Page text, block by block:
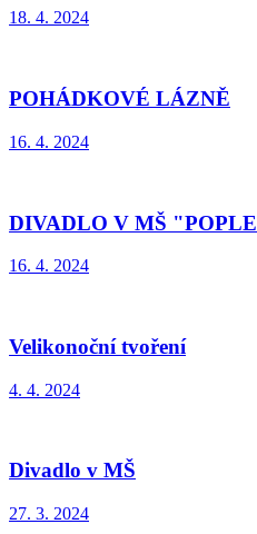
18. 4. 2024
POHÁDKOVÉ LÁZNĚ
16. 4. 2024
DIVADLO V MŠ
16. 4. 2024
Velikonoční tvoření
4. 4. 2024
Divadlo v MŠ
27. 3. 2024